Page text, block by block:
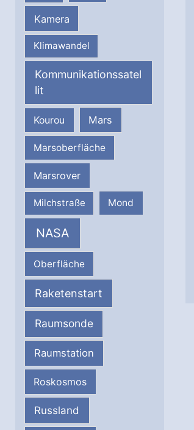
Kamera
Klimawandel
Kommunikationssatel
lit
Kourou Mars
Marsoberfläche
Marsrover
Milchstraße Mond
NASA
Oberfläche
Raketenstart
Raumsonde
Raumstation
Roskosmos
Russland